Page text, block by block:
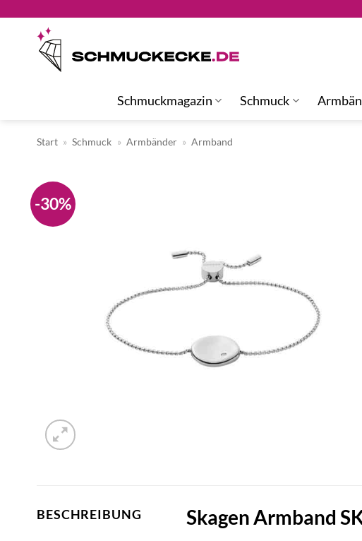
springen
Schmuckmagazin Schmuck
Start » Schmuck » Armbänder » Armband
-30%
BESCHREIBUNG Skagen Armband